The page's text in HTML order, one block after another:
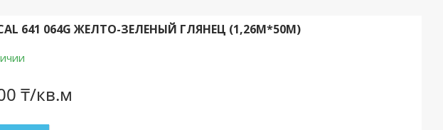
641 064G ЖЕЛТО-ЗЕЛЕНЫЙ ГЛЯНЕЦ (1,26М*50М)
₸/кв.м